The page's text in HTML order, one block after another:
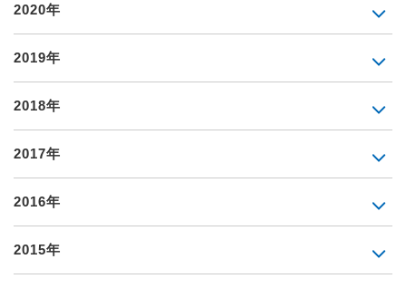
2020年
2019年
2018年
2017年
2016年
2015年